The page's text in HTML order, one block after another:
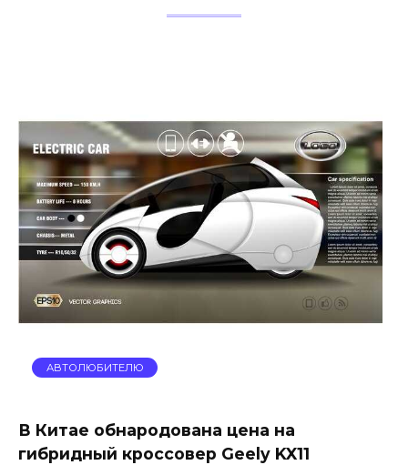
АВТОЛЮБИТЕЛЮ
В Китае обнародована цена на
гибридный кроссовер Geely KX11